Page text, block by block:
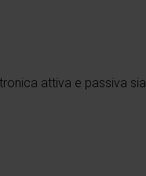
attiva e passiva sia